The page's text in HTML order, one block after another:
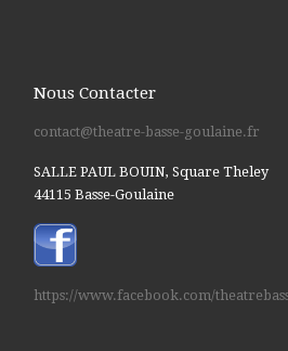
Nous Contacter
contact@theatre-basse-goulaine.fr
SALLE PAUL BOUIN, Square Theley
44115 Basse-Goulaine
https://www.facebook.com/